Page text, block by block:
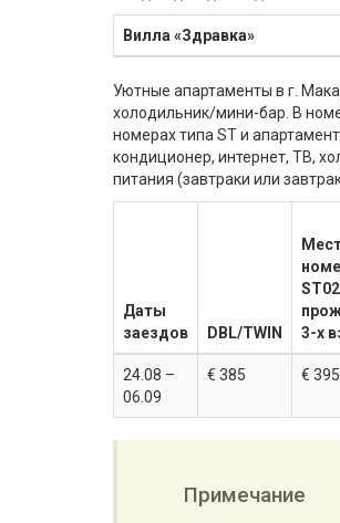
Вилла «Здравка»
Уютные апартаменты в г.
холодильник/мини-бар. В
номерах типа ST и
кондиционер, интернет, ТВ,
питания (завтраки или
Даты
заездов
DBL/TWIN
3-х
24.08 –
06.09
€ 385 € 395
Примечание